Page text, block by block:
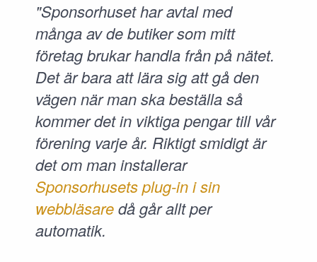
"Sponsorhuset har avtal med
många av de butiker som mitt
företag brukar handla från på nätet.
Det är bara att lära sig att gå den
vägen när man ska beställa så
kommer det in viktiga pengar till vår
förening varje år. Riktigt smidigt är
det om man installerar
Sponsorhusets plug-in i sin
webbläsaredå går allt per
automatik.